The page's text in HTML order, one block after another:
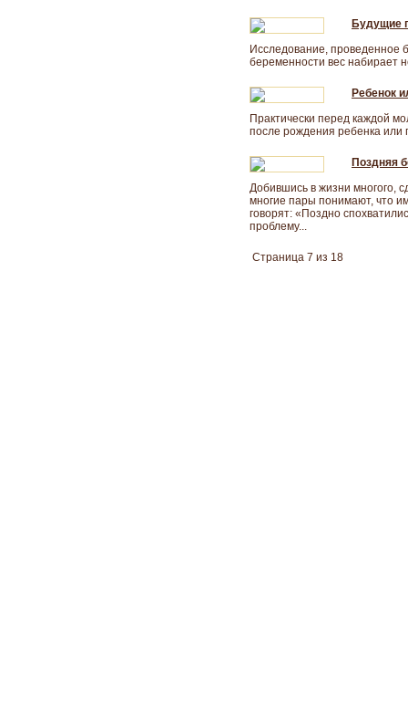
Будущие
Исследование, проведенное
беременности вес набирает
Ребенок
Практически перед каждой
после рождения ребенка или
Поздняя
Добившись в жизни многого,
многие пары понимают, что
говорят: «Поздно
проблему...
Страница 7 из 18